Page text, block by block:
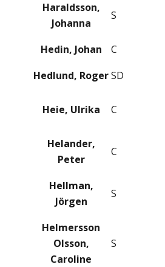
Haraldsson,
Johanna
S
Hedin, Johan C
Hedlund, RogerSD
Heie, Ulrika C
Helander,
Peter
C
Hellman,
Jörgen
S
Helmersson
Olsson,
Caroline
S